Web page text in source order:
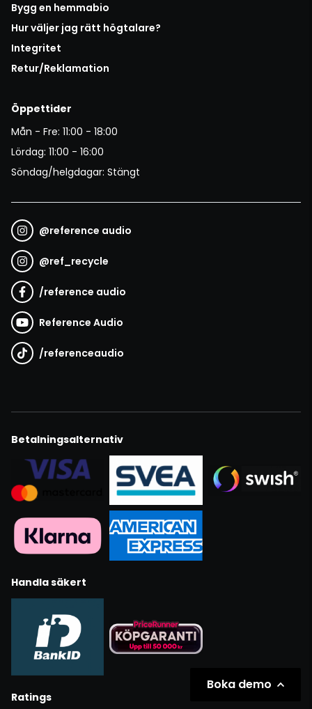
Bygg en hemmabio
Hur väljer jag rätt högtalare?
Integritet
Retur/Reklamation
Öppettider
Mån - Fre: 11:00 - 18:00
Lördag: 11:00 - 16:00
Söndag/helgdagar: Stängt
@reference audio
@ref_recycle
/reference audio
Reference Audio
/referenceaudio
Betalningsalternativ
Handla säkert
Ratings
Boka demo